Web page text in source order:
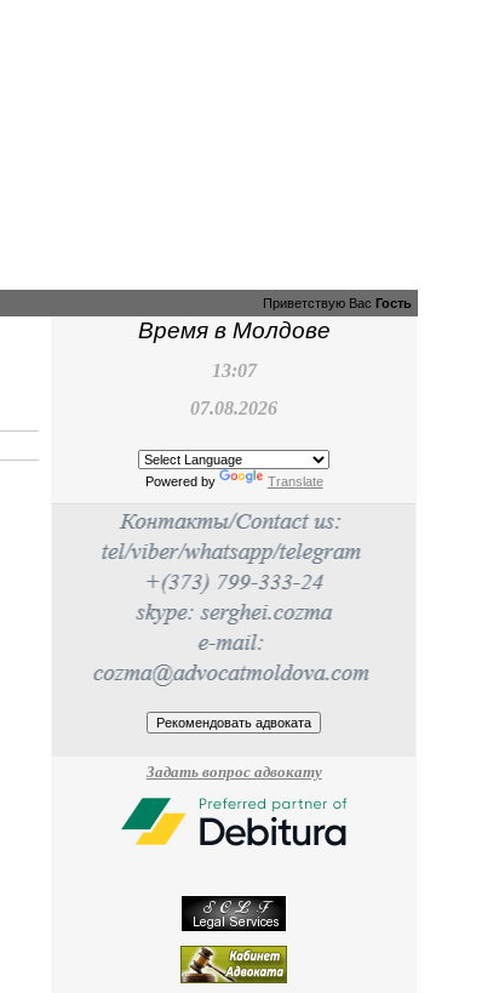
Приветствую Вас Гость
Время в Молдове
13:07
07.08.2026
Powered by Translate
Задать вопрос адвокату